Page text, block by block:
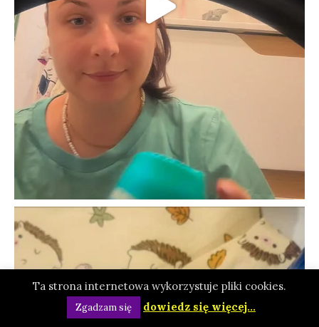
Ta strona internetowa wykorzystuje pliki cookies.
Zgadzam się dowiedz się więcej...